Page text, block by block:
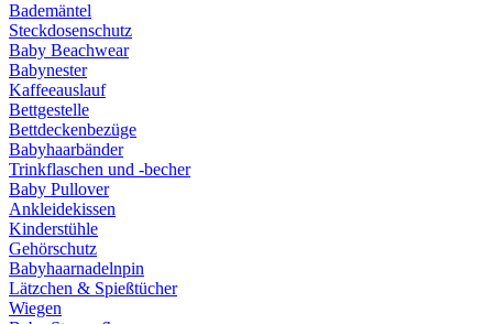
Bademäntel
Steckdosenschutz
Baby Beachwear
Babynester
Kaffeeauslauf
Bettgestelle
Bettdeckenbezüge
Babyhaarbänder
Trinkflaschen und -becher
Baby Pullover
Ankleidekissen
Kinderstühle
Gehörschutz
Babyhaarnadelnpin
Lätzchen & Spießtücher
Wiegen